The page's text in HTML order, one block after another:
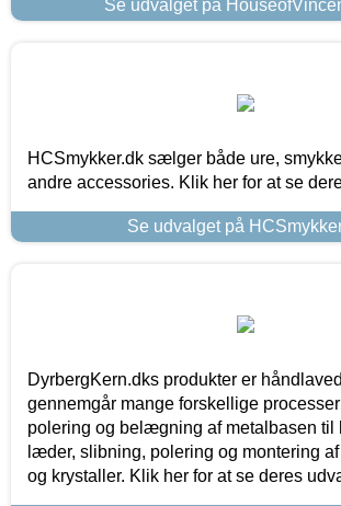
Se udvalget på
HCSmykker.dk sælger både ure,
andre accessories. Klik her for at se
Se udvalget på
DyrbergKern.dks produkter er
gennemgår mange forskellige
polering og belægning af metalbasen til
læder, slibning, polering og montering
og krystaller. Klik her for at se deres